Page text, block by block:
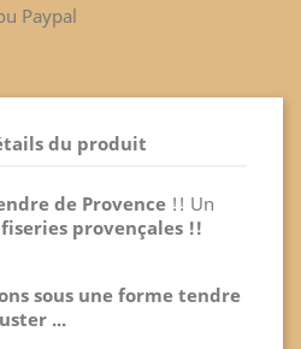
Paypal
du produit
de Provence !! Un
provençales !!
sous une forme tendre
...